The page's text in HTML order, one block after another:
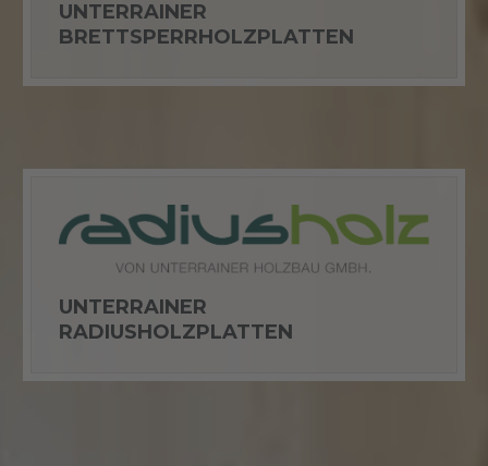
UNTERRAINER
BRETTSPERRHOLZPLATTEN
UNTERRAINER
RADIUSHOLZPLATTEN